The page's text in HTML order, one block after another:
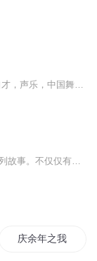
庆余年之我叫王